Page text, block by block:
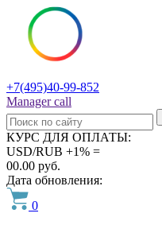
+7(495)40-99-852
Manager call
КУРС ДЛЯ ОПЛАТЫ:
USD/RUB +1% =
00.00 руб.
Дата обновления:
0